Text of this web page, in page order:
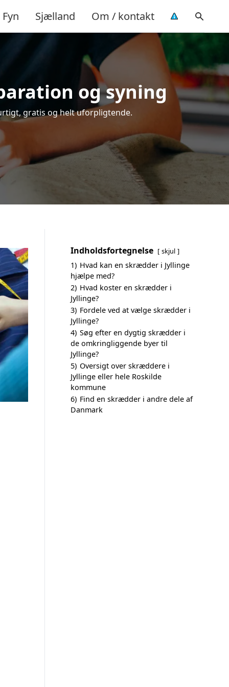
Fyn Sjælland Om / kontakt
og syning
gratis og helt uforpligtende.
Indholdsfortegnelse skjul
1) Hvad kan en skrædder i Jyllinge
hjælpe med?
2) Hvad koster en skrædder i
Jyllinge?
3) Fordele ved at vælge skrædder i
Jyllinge?
4) Søg efter en dygtig skrædder i
de omkringliggende byer til
Jyllinge?
5) Oversigt over skræddere i
Jyllinge eller hele Roskilde
kommune
6) Find en skrædder i andre dele af
Danmark